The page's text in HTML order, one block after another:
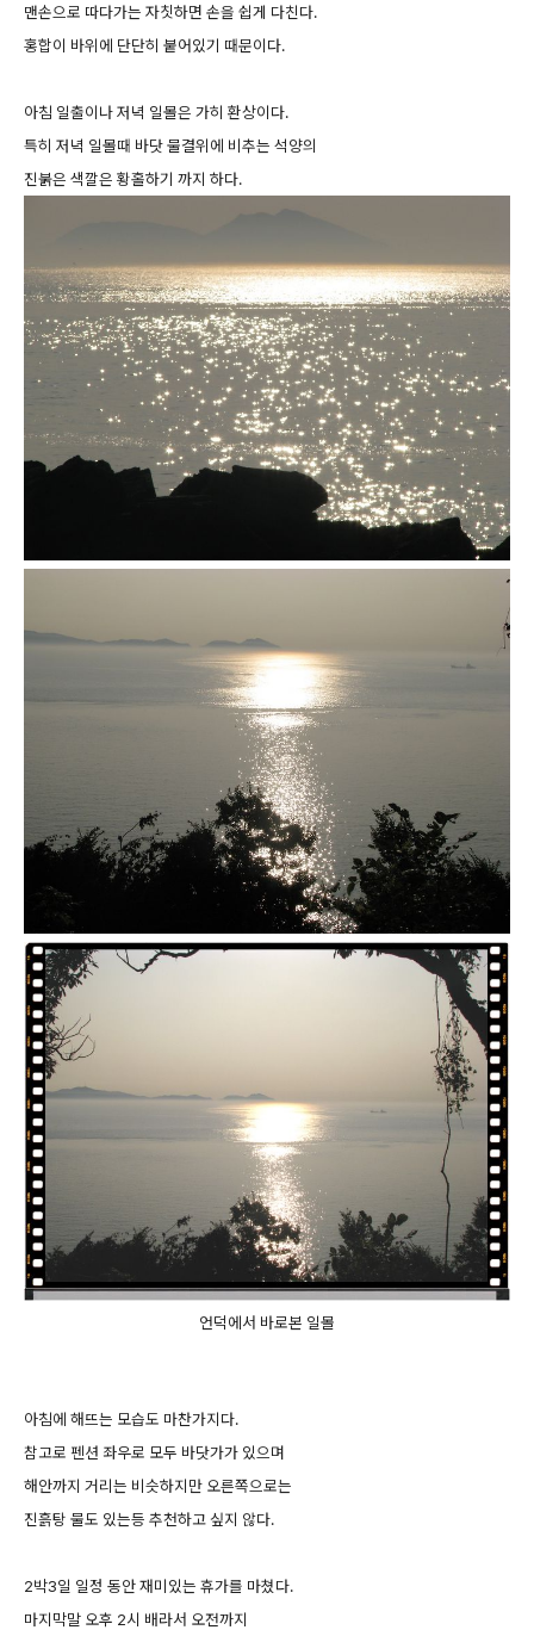
맨손으로 따다가는 자칫하면 손을 쉽게 다친다.
홍합이 바위에 단단히 붙어있기 때문이다.
아침 일출이나 저녁 일몰은 가히 환상이다.
특히 저녁 일몰때 바닷 물결위에 비추는 석양의
진붉은 색깔은 황홀하기 까지 하다.
언덕에서 바로본 일몰
아침에 해뜨는 모습도 마찬가지다.
참고로 펜션 좌우로 모두 바닷가가 있으며
해안까지 거리는 비슷하지만 오른쪽으로는
진흙탕 물도 있는등 추천하고 싶지 않다.
2박3일 일정 동안 재미있는 휴가를 마쳤다.
마지막말 오후 2시 배라서 오전까지